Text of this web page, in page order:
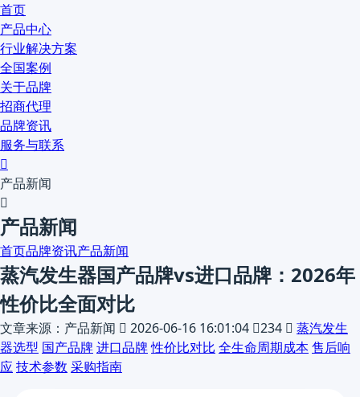
首页
产品中心
行业解决方案
全国案例
关于品牌
招商代理
品牌资讯
服务与联系

产品新闻

产品新闻
首页品牌资讯产品新闻
蒸汽发生器国产品牌vs进口品牌：2026年
性价比全面对比
文章来源：产品新闻  2026-06-16 16:01:04 234  蒸汽发生
器选型 国产品牌进口品牌性价比对比 全生命周期成本售后响
应技术参数 采购指南